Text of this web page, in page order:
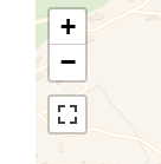
+
−